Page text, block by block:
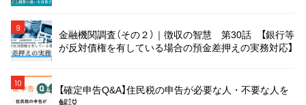
9
金融機関調査（その２）｜徴収の智慧 第30話 【銀行等
が反対債権を有している場合の預金差押えの実務対応】
10
【確定申告Q&A】住民税の申告が必要な人・不要な人を